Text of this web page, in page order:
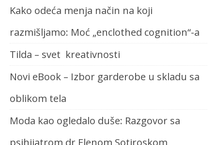
Kako odeća menja način na koji
razmišljamo: Moć „enclothed cognition“-a
Tilda – svet kreativnosti
Novi eBook – Izbor garderobe u skladu sa
oblikom tela
Moda kao ogledalo duše: Razgovor sa
psihijatrom dr Elenom Sotiroskom